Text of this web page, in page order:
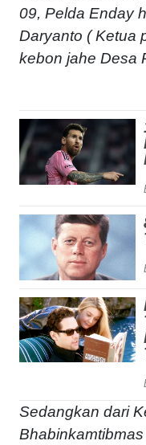
09, Pelda Enday
Daryanto ( Ketua
kebon jahe Desa
Sedangkan dari